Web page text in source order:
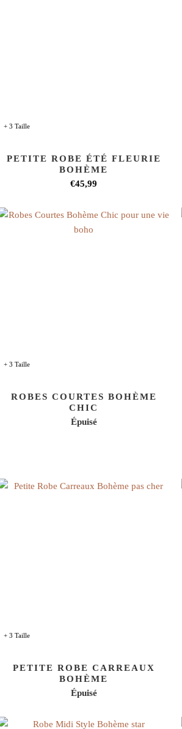
+ 3 Taille
PETITE ROBE ÉTÉ FLEURIE
BOHÈME
€45,99
+ 3 Taille
ROBES COURTES BOHÈME
CHIC
Épuisé
+ 3 Taille
PETITE ROBE CARREAUX
BOHÈME
Épuisé